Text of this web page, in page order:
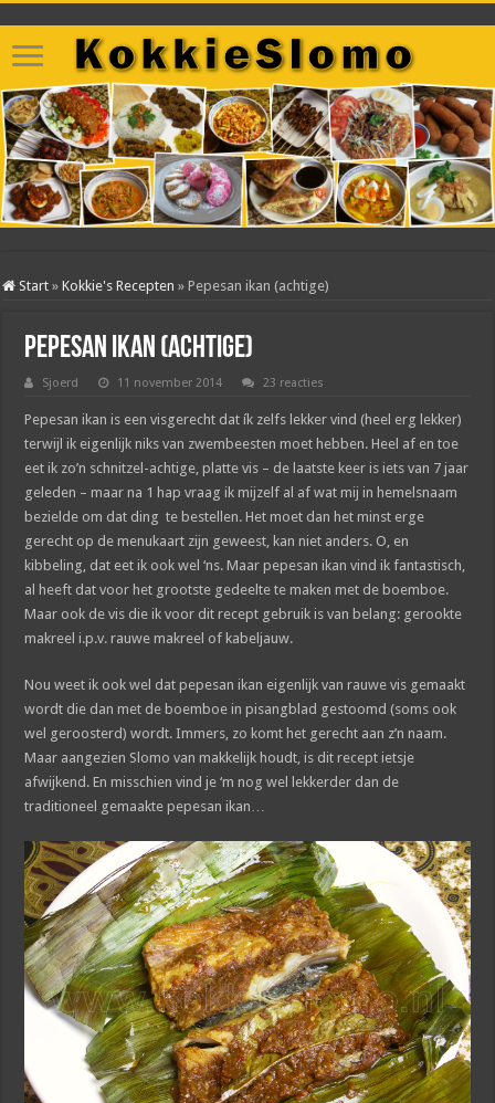
Start » Kokkie's Recepten » Pepesan ikan (achtige)
Pepesan ikan (achtige)
Sjoerd 11 november 2014 23 reacties
Pepesan ikan is een visgerecht dat ík zelfs lekker vind (heel erg lekker)
terwijl ik eigenlijk niks van zwembeesten moet hebben. Heel af en toe
eet ik zo’n schnitzel-achtige, platte vis – de laatste keer is iets van 7 jaar
geleden – maar na 1 hap vraag ik mijzelf al af wat mij in hemelsnaam
bezielde om dat ding te bestellen. Het moet dan het minst erge
gerecht op de menukaart zijn geweest, kan niet anders. O, en
kibbeling, dat eet ik ook wel ‘ns. Maar pepesan ikan vind ik fantastisch,
al heeft dat voor het grootste gedeelte te maken met de boemboe.
Maar ook de vis die ik voor dit recept gebruik is van belang: gerookte
makreel i.p.v. rauwe makreel of kabeljauw.
Nou weet ik ook wel dat pepesan ikan eigenlijk van rauwe vis gemaakt
wordt die dan met de boemboe in pisangblad gestoomd (soms ook
wel geroosterd) wordt. Immers, zo komt het gerecht aan z’n naam.
Maar aangezien Slomo van makkelijk houdt, is dit recept ietsje
afwijkend. En misschien vind je ‘m nog wel lekkerder dan de
traditioneel gemaakte pepesan ikan…